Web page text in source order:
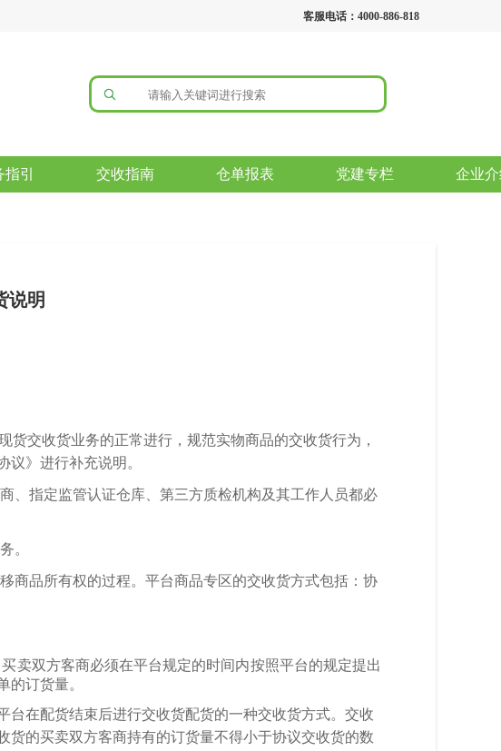
客服电话：4000-886-818
引 交收指南 仓单报表 党建专栏 企业
说明
交收货业务的正常进行，规范实物商品的交收货行为，
》进行补充说明。
、指定监管认证仓库、第三方质检机构及其工作人员都必
。
商品所有权的过程。平台商品专区的交收货方式包括：协
卖双方客商必须在平台规定的时间内按照平台的规定提出
的订货量。
在配货结束后进行交收货配货的一种交收货方式。交收
的买卖双方客商持有的订货量不得小于协议交收货的数